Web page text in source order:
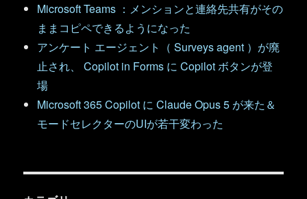
Microsoft Teams ：メンションと連絡先共有がその
ままコピペできるようになった
アンケート エージェント（ Surveys agent ）が廃
止され、 Copilot in Forms に Copilot ボタンが登
場
Microsoft 365 Copilot に Claude Opus 5 が来た＆
モードセレクターのUIが若干変わった